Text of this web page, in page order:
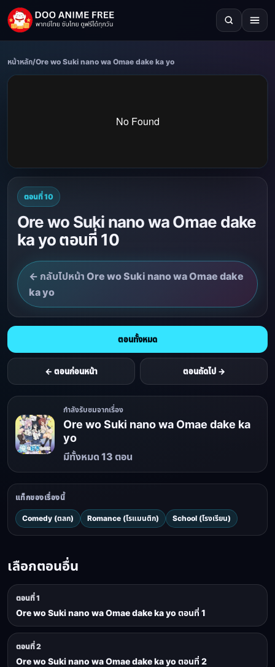
หน้าหลัก/Ore wo Suki nano wa Omae dake ka yo
ตอนที่ 10
Ore wo Suki nano wa Omae dake
ka yo ตอนที่ 10
← กลับไปหน้า Ore wo Suki nano wa Omae dake
ka yo
← ตอนก่อนหน้า
ตอนทั้งหมด
ตอนถัดไป →
กำลังรับชมจากเรื่อง
Ore wo Suki nano wa Omae dake ka
yo
มีทั้งหมด 13 ตอน
แท็กของเรื่องนี้
Comedy (ตลก) Romance (โรแมนติก) School (โรงเรียน)
เลือกตอนอื่น
ตอนที่ 1
Ore wo Suki nano wa Omae dake ka yo ตอนที่ 1
ตอนที่ 2
Ore wo Suki nano wa Omae dake ka yo ตอนที่ 2